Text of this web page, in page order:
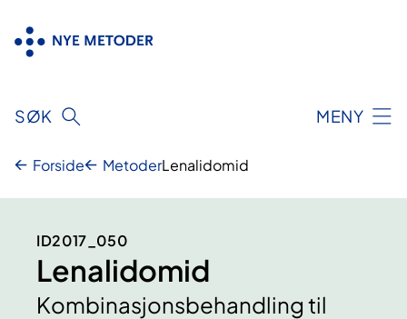
innhold
SØK MENY
Forside MetoderLenalidomid
ID2017_050
Lenalidomid
Kombinasjonsbehandling til